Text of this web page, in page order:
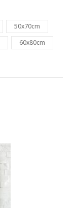
50x70cm
60x80cm